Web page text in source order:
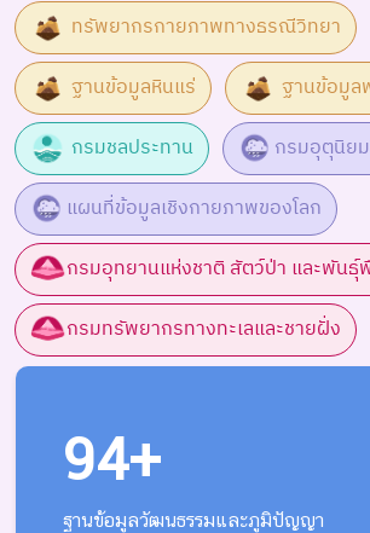
ทรัพยากรกายภาพทางธรณีวิทยา
ฐานข้อมูลหินแร่ ฐานข้อมูล
กรมชลประทาน กรมอุตุนิย
แผนที่ข้อมูลเชิงกายภาพของโลก
กรมอุทยานแห่งชาติ สัตว์ป่า และพันธุ์
กรมทรัพยากรทางทะเลและชายฝั่ง
94+
ฐานข้อมูลวัฒนธรรมและภูมิปัญญา